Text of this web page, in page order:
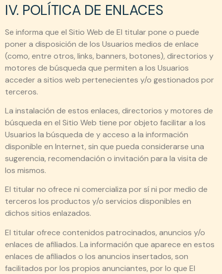
IV. POLÍTICA DE ENLACES
Se informa que el Sitio Web de El titular pone o puede
poner a disposición de los Usuarios medios de enlace
(como, entre otros, links, banners, botones), directorios y
motores de búsqueda que permiten a los Usuarios
acceder a sitios web pertenecientes y/o gestionados por
terceros.
La instalación de estos enlaces, directorios y motores de
búsqueda en el Sitio Web tiene por objeto facilitar a los
Usuarios la búsqueda de y acceso a la información
disponible en Internet, sin que pueda considerarse una
sugerencia, recomendación o invitación para la visita de
los mismos.
El titular no ofrece ni comercializa por sí ni por medio de
terceros los productos y/o servicios disponibles en
dichos sitios enlazados.
El titular ofrece contenidos patrocinados, anuncios y/o
enlaces de afiliados. La información que aparece en estos
enlaces de afiliados o los anuncios insertados, son
facilitados por los propios anunciantes, por lo que El